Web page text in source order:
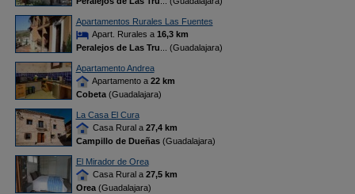
Apartamentos Rurales Las Fuentes
Apart. Rurales a 16,3 km
Peralejos de Las Tru ... (Guadalajara)
Apartamento Andrea
Apartamento a 22 km
Cobeta(Guadalajara)
La Casa El Cura
Casa Rural a 27,4 km
Campillo de Dueñas(Guadalajara)
El Mirador de Orea
Casa Rural a 27,5 km
Orea(Guadalajara)